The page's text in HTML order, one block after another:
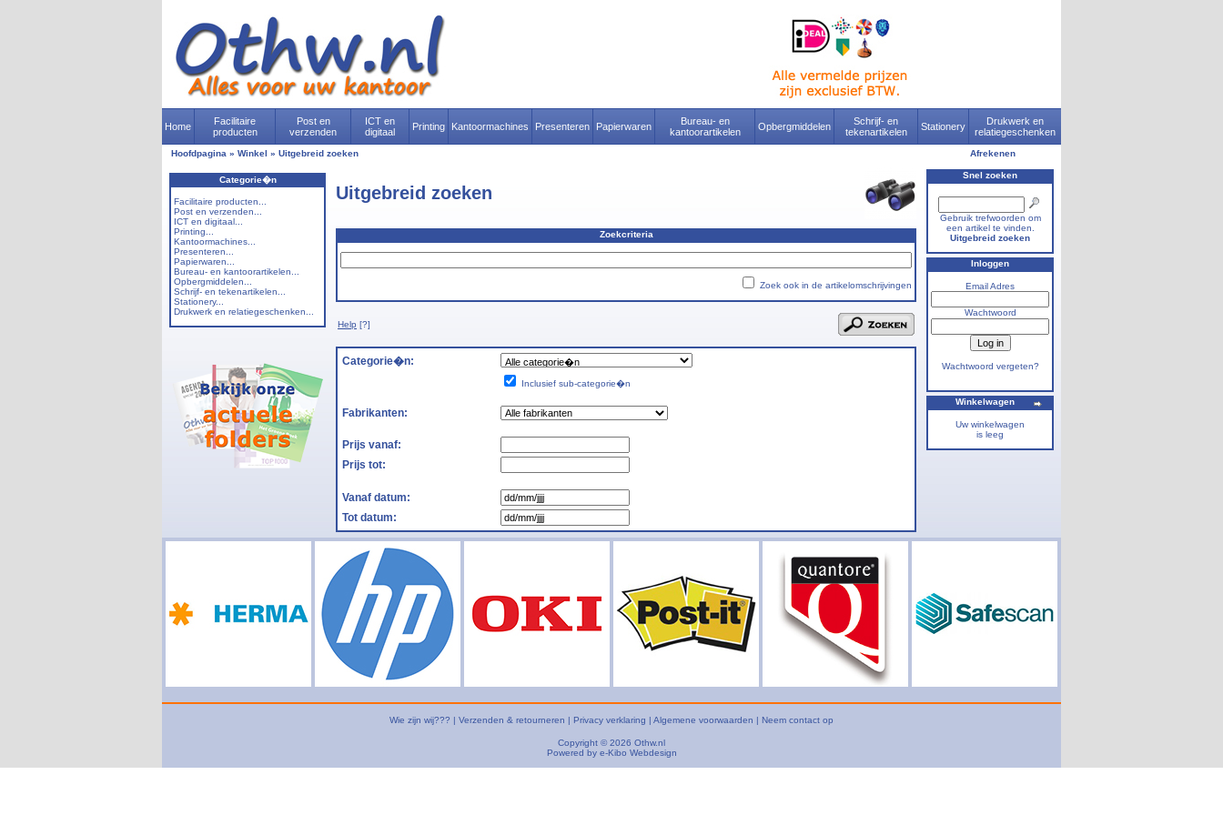
Home
Facilitaire
producten
Post en
verzenden
ICT en
digitaal
Printing Kantoormachines Presenteren Papierwaren
Bureau- en
kantoorartikelen
Opbergmiddelen
Schrijf- en
tekenartikelen
Stationery
Drukwerk en
relatiegeschenken
Hoofdpagina » Winkel » Uitgebreid zoeken Afrekenen
Categorie�n
Facilitaire producten...
Post en verzenden...
ICT en digitaal...
Printing...
Kantoormachines...
Presenteren...
Papierwaren...
Bureau- en kantoorartikelen...
Opbergmiddelen...
Schrijf- en tekenartikelen...
Stationery...
Drukwerk en relatiegeschenken...
Uitgebreid zoeken
Zoekcriteria
Zoek ook in de artikelomschrijvingen
Help [?]
Categorie�n:
Inclusief sub-categorie�n
Fabrikanten:
Prijs vanaf:
Prijs tot:
Vanaf datum:
Tot datum:
Snel zoeken
Gebruik trefwoorden om
een artikel te vinden.
Uitgebreid zoeken
Inloggen
Email Adres
Wachtwoord
Wachtwoord vergeten?
Winkelwagen
Uw winkelwagen
is leeg
Wie zijn wij??? | Verzenden & retourneren | Privacy verklaring | Algemene voorwaarden | Neem contact op
Copyright © 2026 Othw.nl
Powered by e-Kibo Webdesign